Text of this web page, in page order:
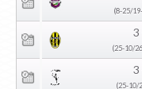
(8-25/
3
(25-10/
3
(25-10/